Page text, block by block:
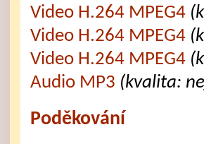
Video H.264 MPEG4
Video H.264 MPEG4
Video H.264 MPEG4
Audio MP3 (kvalita:
Poděkování